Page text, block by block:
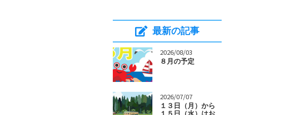
最新の記事
> 2026/08/03
８月の予定
> 2026/07/07
１３日（月）から